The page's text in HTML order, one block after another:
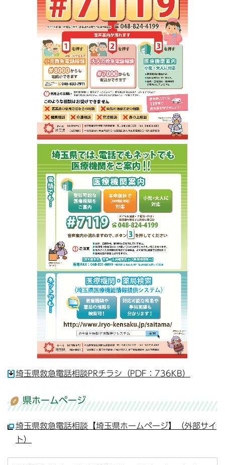
埼玉県救急電話相談PRチラシ（PDF：736KB）
県ホームページ
埼玉県救急電話相談【埼玉県ホームページ】（外部サイ
ト）